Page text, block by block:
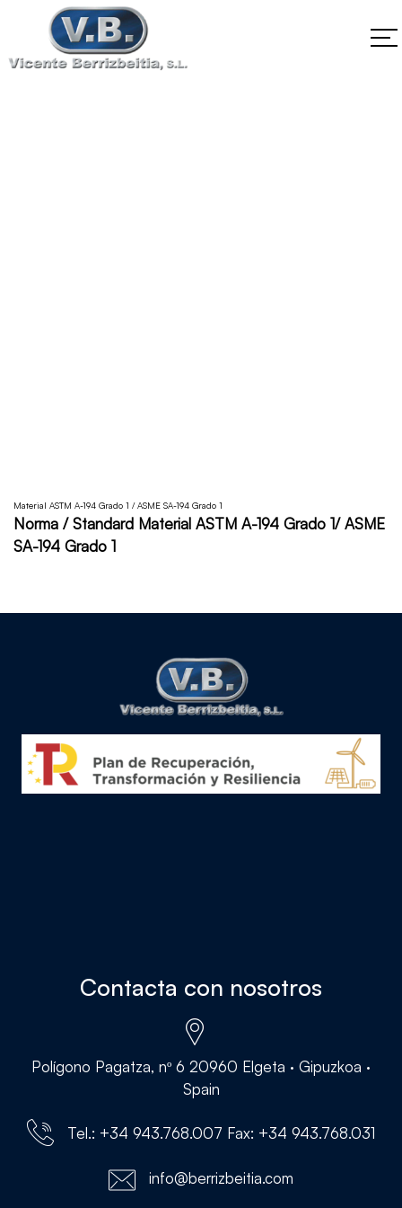
Material ASTM A-194 Grado 1 / ASME SA-194 Grado 1
Norma / Standard Material ASTM A-194 Grado 1/ ASME
SA-194 Grado 1
Contacta con nosotros
Polígono Pagatza, nº 6 20960 Elgeta · Gipuzkoa ·
Spain
Tel.: +34 943.768.007 Fax: +34 943.768.031
info@berrizbeitia.com